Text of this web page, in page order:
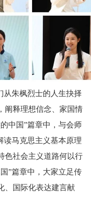
从朱枫烈士的人生抉择
阐释理想信念、家国情
中国”篇章中，与会师
读马克思主义基本原理
色社会主义道路何以行
”篇章中，大家立足传
、国际化表达建言献